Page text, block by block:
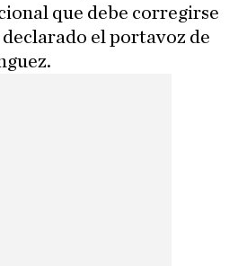
que debe corregirse
el portavoz de